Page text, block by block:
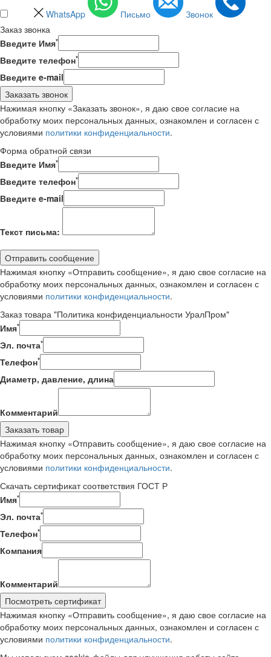
WhatsApp Письмо
Звонок
Заказ звонка
Введите Имя*
Введите телефон*
Введите e-mail
Заказать звонок
Нажимая кнопку «Заказать звонок», я даю свое согласие на
обработку моих персональных данных, ознакомлен и согласен с
условиями политики конфиденциальности.
Форма обратной связи
Введите Имя*
Введите телефон*
Введите e-mail
Текст письма:
Отправить сообщение
Нажимая кнопку «Отправить сообщение», я даю свое согласие на
обработку моих персональных данных, ознакомлен и согласен с
условиями политики конфиденциальности.
Заказ товара "Политика конфиденциальности УралПром"
Имя*
Эл. почта*
Телефон*
Диаметр, давление, длина
Комментарий
Заказать товар
Нажимая кнопку «Отправить сообщение», я даю свое согласие на
обработку моих персональных данных, ознакомлен и согласен с
условиями политики конфиденциальности.
Скачать сертификат соответствия ГОСТ Р
Имя*
Эл. почта*
Телефон*
Компания
Комментарий
Посмотреть сертификат
Нажимая кнопку «Отправить сообщение», я даю свое согласие на
обработку моих персональных данных, ознакомлен и согласен с
условиями политики конфиденциальности.